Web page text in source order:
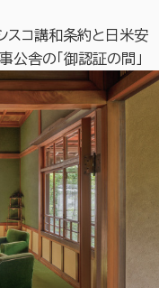
コ講和条約と日米安
舎の「御認証の間」